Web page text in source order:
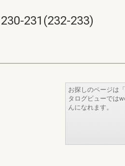
231(232-233)
お探しのページは
タログビューでは
んになれます。